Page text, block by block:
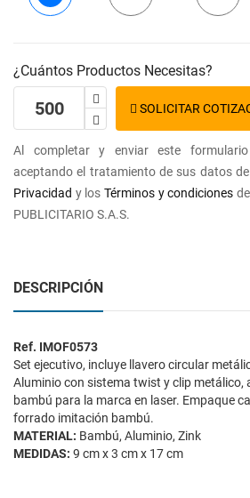
¿Cuántos Productos Necesitas?
SOLICITAR
Al completar y enviar este
aceptando el tratamiento de sus datos
Privacidad y los Términos y condiciones
PUBLICITARIO S.A.S.
DESCRIPCIÓN
Ref. IMOF0573
Set ejecutivo, incluye llavero circular
Aluminio con sistema twist y clip metálico,
bambú para la marca en laser. Empaque
forrado imitación bambú.
MATERIAL: Bambú, Aluminio, Zink
MEDIDAS: 9 cm x 3 cm x 17 cm